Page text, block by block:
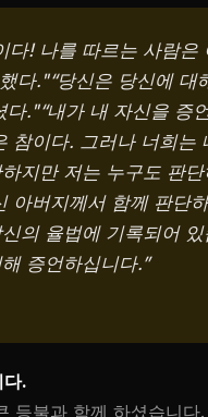
다! 나를 따르는 사람은
다."“당신은 당신에 대
."“내가 내 자신을 증
참이다. 그러나 너희는
지만 저는 누구도 판
아버지께서 함께 판단
의 율법에 기록되어
증언하십니다.”
다.
불과 함께 하셨습니다